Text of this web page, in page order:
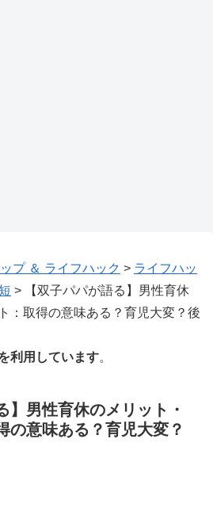
プ ＆ ライフハック > ライフハッ
>
【双子パパが語る】男性育休
：取得の意味ある？育児大変？後
利用しています。
】男性育休のメリット・
の意味ある？育児大変？